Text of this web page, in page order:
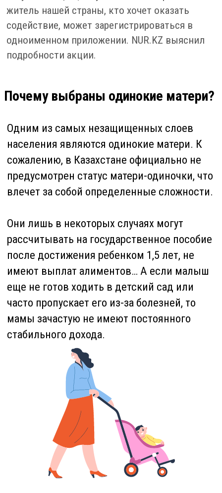
Помощь в такой сложный момент
особенно важна для женщин,
неравнодушие со стороны общества
помогут поддержать моральный дух
женщин, а возможно, даже избежать
расставания ребенка и мамы, которая
самостоятельно не смогла обеспечить его
нужды.
Именно для поддержки таких семей была
создана инициатива, согласно которой
теперь каждый казахстанец может внести
свой вклад в оказание помощи одиноким
матерям, при этом не потратив ни одного
тенге, а выполнив лишь пару простых
после достижения ребенком 1,5 лет, не
имеют выплат алиментов… А если малыш
еще не готов ходить в детский сад или
часто пропускает его из-за болезней, то
мамы зачастую не имеют постоянного
стабильного дохода.